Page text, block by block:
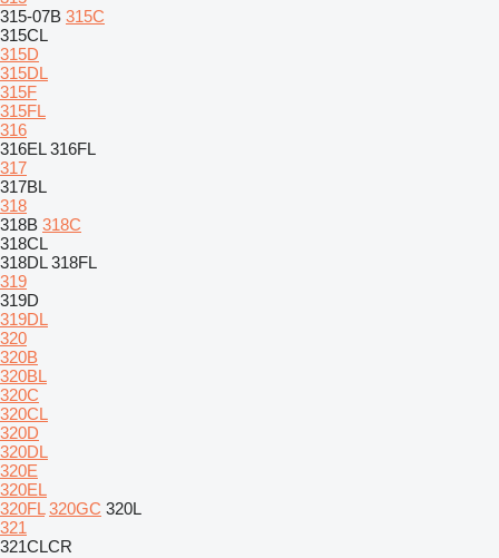
315-07B 315C
315CL
315D
315DL
315F
315FL
316
316EL 316FL
317
317BL
318
318B 318C
318CL
318DL 318FL
319
319D
319DL
320
320B
320BL
320C
320CL
320D
320DL
320E
320EL
320FL 320GC 320L
321
321CLCR